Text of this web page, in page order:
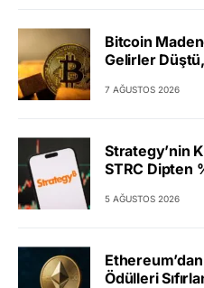
Bitcoin
Gelirler
7 AĞUSTOS 2026
Strategy’nin
STRC Dipten
5 AĞUSTOS 2026
Ödülleri